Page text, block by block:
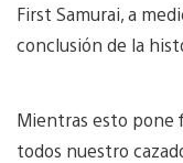
First Samurai, a
conclusión de la
Mientras esto pone
todos nuestro